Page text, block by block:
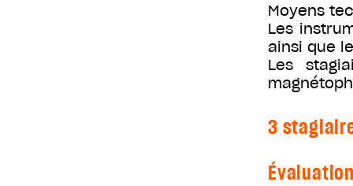
Moyens
Les
ainsi que
Les
3